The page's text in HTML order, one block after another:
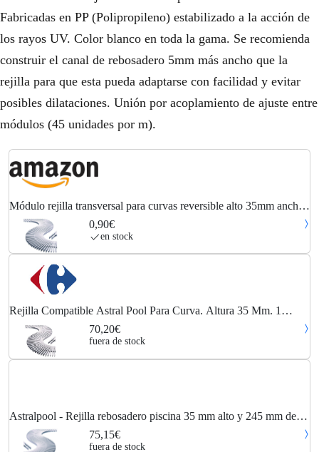
Fabricadas en PP (Polipropileno) estabilizado a la acción de
los rayos UV. Color blanco en toda la gama. Se recomienda
construir el canal de rebosadero 5mm más ancho que la
rejilla para que esta pueda adaptarse con facilidad y evitar
posibles dilataciones. Unión por acoplamiento de ajuste entre
módulos (45 unidades por m).
Módulo rejilla transversal para curvas reversible alto 35mm ancho
245mm (45 unidades = 1 metro lineal) AstralPool
0,90€
en stock
Rejilla Compatible Astral Pool Para Curva. Altura 35 Mm. 1
Metro Lineal
70,20€
fuera de stock
Astralpool - Rejilla rebosadero piscina 35 mm alto y 245 mm de
ancho
75,15€
fuera de stock